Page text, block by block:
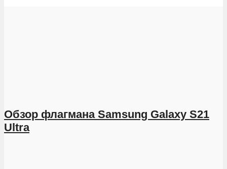
Обзор флагмана Samsung Galaxy S21
Ultra